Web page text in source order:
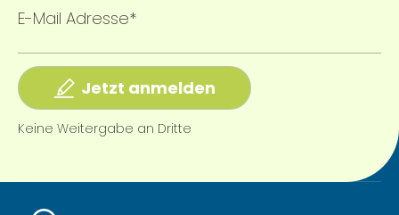
E-Mail Adresse*
Jetzt anmelden
Keine Weitergabe an Dritte